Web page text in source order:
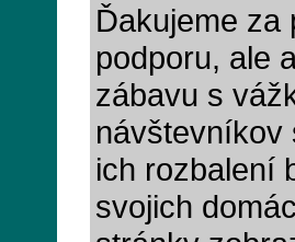
Ďakujeme za
podporu, ale
zábavu s
návštevníkov
ich rozbalení
svojich